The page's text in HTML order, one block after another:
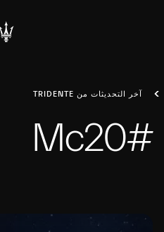
آخر التحديثات من TRIDENTE
#Mc20